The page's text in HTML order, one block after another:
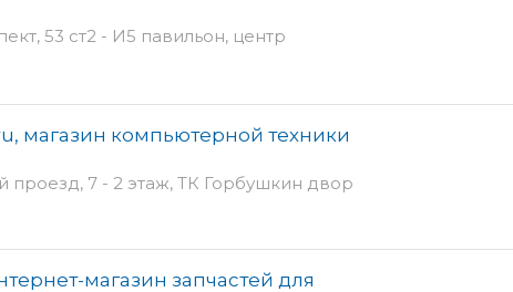
53 ст2 - И5 павильон, центр
магазин компьютерной техники
проезд, 7 - 2 этаж, ТК Горбушкин двор
магазин запчастей для